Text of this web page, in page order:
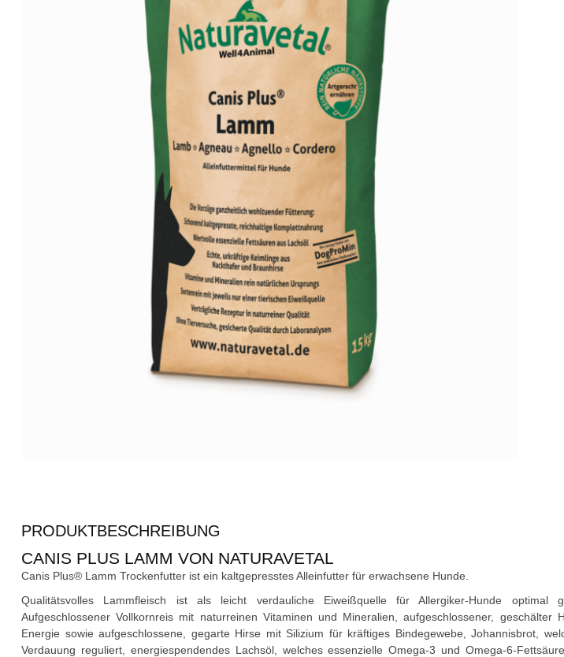
PRODUKTBESCHREIBUNG
CANIS PLUS LAMM VON NATURAVETAL
Canis Plus® Lamm Trockenfutter ist ein kaltgepresstes Alleinfutter für erwachsene Hunde.
Qualitätsvolles Lammfleisch ist als leicht verdauliche Eiweißquelle für Allergiker-Hunde optimal
Aufgeschlossener Vollkornreis mit naturreinen Vitaminen und Mineralien, aufgeschlossener, geschälter
Energie sowie aufgeschlossene, gegarte Hirse mit Silizium für kräftiges Bindegewebe, Johannisbrot,
Verdauung reguliert, energiespendendes Lachsöl, welches essenzielle Omega-3 und Omega-6-